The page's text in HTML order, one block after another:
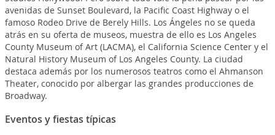
avenidas de Sunset Boulevard, la Pacific Coast Highway o el
famoso Rodeo Drive de Berely Hills. Los Ángeles no se queda
atrás en su oferta de museos, muestra de ello es Los Angeles
County Museum of Art (LACMA), el California Science Center y el
Natural History Museum of Los Angeles County. La ciudad
destaca además por los numerosos teatros como el Ahmanson
Theater, conocido por albergar las grandes producciones de
Broadway.
Eventos y fiestas típicas